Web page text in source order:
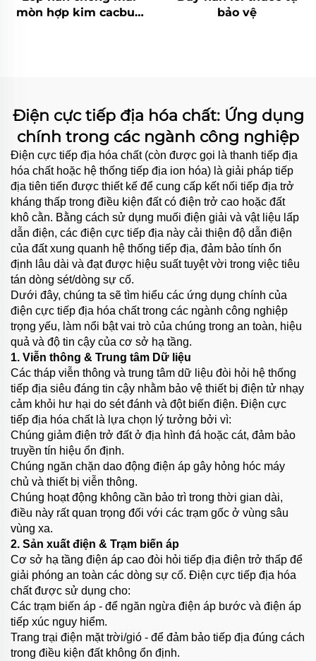
mòn hợp kim cacbua
bảo vệ
Điện cực tiếp địa hóa chất: Ứng dụng
chính trong các ngành công nghiệp
Điện cực tiếp địa hóa chất (còn được gọi là thanh tiếp địa
hóa chất hoặc hệ thống tiếp địa ion hóa) là giải pháp tiếp
địa tiên tiến được thiết kế để cung cấp kết nối tiếp địa trở
kháng thấp trong điều kiện đất có điện trở cao hoặc đất
khô cằn. Bằng cách sử dụng muối điện giải và vật liệu lấp
dẫn điện, các điện cực tiếp địa này cải thiện độ dẫn điện
của đất xung quanh hệ thống tiếp địa, đảm bảo tính ổn
định lâu dài và đạt được hiệu suất tuyệt vời trong việc tiêu
tán dòng sét/dòng sự cố.
Dưới đây, chúng ta sẽ tìm hiểu các ứng dụng chính của
điện cực tiếp địa hóa chất trong các ngành công nghiệp
trọng yếu, làm nổi bật vai trò của chúng trong an toàn, hiệu
quả và độ tin cậy của cơ sở hạ tầng.
1. Viễn thông & Trung tâm Dữ liệu
Các tháp viễn thông và trung tâm dữ liệu đòi hỏi hệ thống
tiếp địa siêu đáng tin cậy nhằm bảo vệ thiết bị điện tử nhạy
cảm khỏi hư hại do sét đánh và đột biến điện. Điện cực
tiếp địa hóa chất là lựa chọn lý tưởng bởi vì:
Chúng giảm điện trở đất ở địa hình đá hoặc cát, đảm bảo
truyền tín hiệu ổn định.
Chúng ngăn chặn dao động điện áp gây hỏng hóc máy
chủ và thiết bị viễn thông.
Chúng hoạt động không cần bảo trì trong thời gian dài,
điều này rất quan trọng đối với các trạm gốc ở vùng sâu
vùng xa.
2. Sản xuất điện & Trạm biến áp
Cơ sở hạ tầng điện áp cao đòi hỏi tiếp địa điện trở thấp để
giải phóng an toàn các dòng sự cố. Điện cực tiếp địa hóa
chất được sử dụng cho:
Các trạm biến áp - để ngăn ngừa điện áp bước và điện áp
tiếp xúc nguy hiểm.
Trang trại điện mặt trời/gió - để đảm bảo tiếp địa đúng cách
trong điều kiện đất không ổn định.